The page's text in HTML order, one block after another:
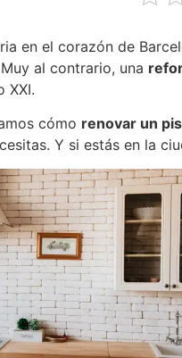
en el corazón de
al contrario, una
XXI.
cómo renovar un
Y si estás en la